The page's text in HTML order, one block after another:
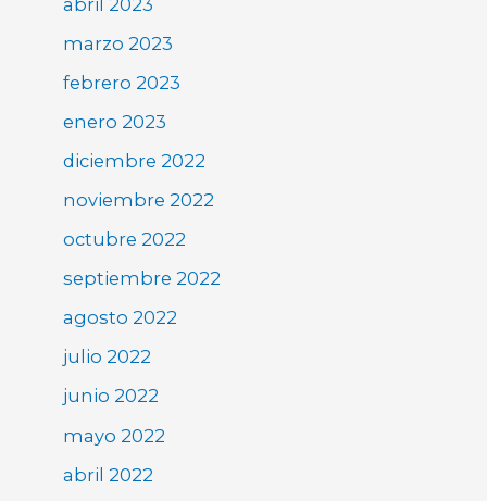
marzo 2023
febrero 2023
enero 2023
diciembre 2022
noviembre 2022
octubre 2022
septiembre 2022
agosto 2022
julio 2022
junio 2022
mayo 2022
abril 2022